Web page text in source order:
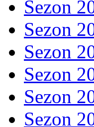
Sezon
Sezon
Sezon
Sezon
Sezon
Sezon